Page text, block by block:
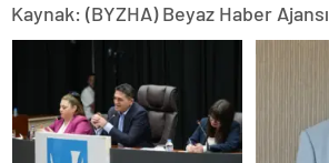
Kaynak: (BYZHA) Beyaz Haber Ajansı